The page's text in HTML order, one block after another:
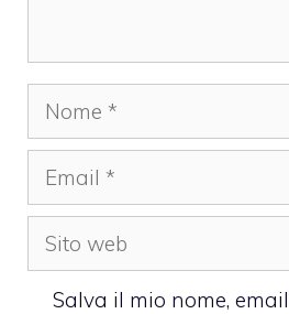
Nome
Email
Sito
web
Salva il mio nome,